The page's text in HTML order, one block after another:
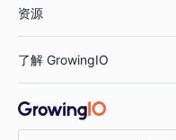
鞋服行业
汽车行业
金融行业
智能运营
获客分析
资源
增长公开课
了解 GrowingIO
关于 GrowingIO